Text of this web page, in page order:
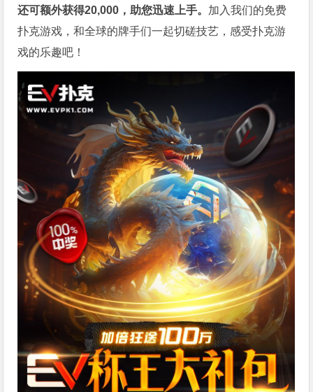
还可额外获得20,000，助您迅速上手。 加入我们的免费
扑克游戏，和全球的牌手们一起切磋技艺，感受扑克游
戏的乐趣吧！